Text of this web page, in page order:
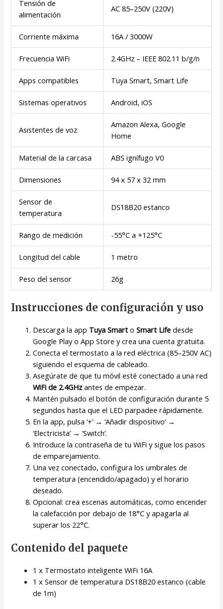
Tensión de
alimentación
AC 85–250V (220V)
Corriente máxima 16A / 3000W
Frecuencia WiFi 2.4GHz – IEEE 802.11 b/g/n
Apps compatibles Tuya Smart, Smart Life
Sistemas operativos Android, iOS
Asistentes de voz
Amazon Alexa, Google
Home
Material de la carcasa ABS ignífugo V0
Dimensiones 94 x 57 x 32 mm
Sensor de
temperatura
DS18B20 estanco
Rango de medición -55°C a +125°C
Longitud del cable 1 metro
Peso del sensor 26g
Instrucciones de configuración y uso
Descarga la app Tuya Smart oSmart Life desde
Google Play o App Store y crea una cuenta gratuita.
Conecta el termostato a la red eléctrica (85–250V AC)
siguiendo el esquema de cableado.
Asegúrate de que tu móvil esté conectado a una red
WiFi de 2.4GHzantes de empezar.
Mantén pulsado el botón de configuración durante 5
segundos hasta que el LED parpadee rápidamente.
En la app, pulsa ‘+’ → ‘Añadir dispositivo’ →
‘Electricista’ → ‘Switch’.
Introduce la contraseña de tu WiFi y sigue los pasos
de emparejamiento.
Una vez conectado, configura los umbrales de
temperatura (encendido/apagado) y el horario
deseado.
Opcional: crea escenas automáticas, como encender
la calefacción por debajo de 18°C y apagarla al
superar los 22°C.
Contenido del paquete
1 x Termostato inteligente WiFi 16A
1 x Sensor de temperatura DS18B20 estanco (cable
de 1m)